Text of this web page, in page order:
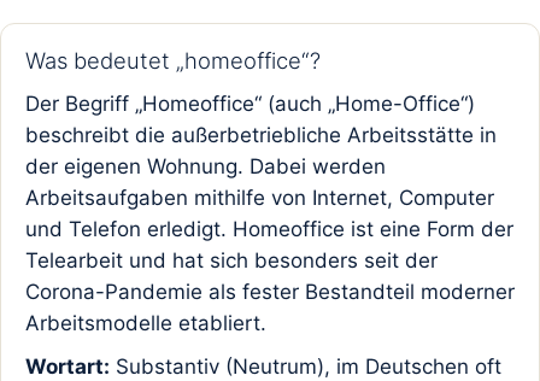
Was bedeutet „homeoffice“?
Der Begriff „Homeoffice“ (auch „Home-Office“)
beschreibt die außerbetriebliche Arbeitsstätte in
der eigenen Wohnung. Dabei werden
Arbeitsaufgaben mithilfe von Internet, Computer
und Telefon erledigt. Homeoffice ist eine Form der
Telearbeit und hat sich besonders seit der
Corona-Pandemie als fester Bestandteil moderner
Arbeitsmodelle etabliert.
Wortart: Substantiv (Neutrum), im Deutschen oft